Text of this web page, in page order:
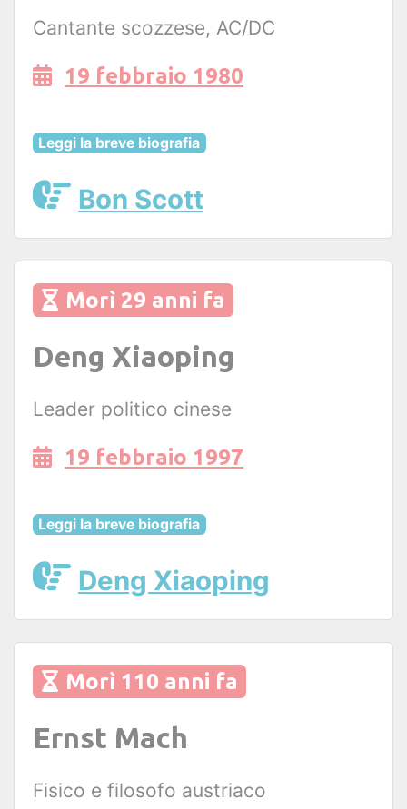
Cantante scozzese, AC/DC
19 febbraio 1980
Leggi la breve biografia
Bon Scott
Morì 29 anni fa
Deng Xiaoping
Leader politico cinese
19 febbraio 1997
Leggi la breve biografia
Deng Xiaoping
Morì 110 anni fa
Ernst Mach
Fisico e filosofo austriaco